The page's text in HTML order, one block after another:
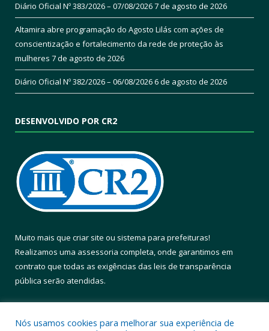
Diário Oficial Nº 383/2026 – 07/08/20267 de agosto de 2026
Altamira abre programação do Agosto Lilás com ações de
conscientização e fortalecimento da rede de proteção às
mulheres 7 de agosto de 2026
Diário Oficial Nº 382/2026 – 06/08/20266 de agosto de 2026
DESENVOLVIDO POR CR2
Muito mais que criar site ou sistema para prefeituras!
Realizamos uma assessoria completa, onde garantimos em
contrato que todas as exigências das leis de transparência
pública serão atendidas.
Nós usamos cookies para melhorar sua experiência de